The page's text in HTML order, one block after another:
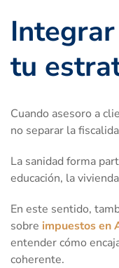
tu
Cuando asesoro a
no separar la
La sanidad forma
educación, la
En este sentido,
sobre impuestos en
entender cómo
coherente.